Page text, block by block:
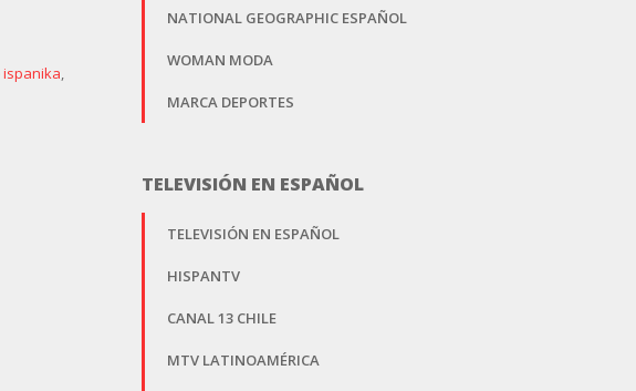
ispanika,
NATIONAL GEOGRAPHIC ESPAÑOL
WOMAN MODA
MARCA DEPORTES
TELEVISIÓN EN ESPAÑOL
TELEVISIÓN EN ESPAÑOL
HISPANTV
CANAL 13 CHILE
MTV LATINOAMÉRICA